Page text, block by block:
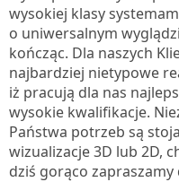
wysokiej klasy
o uniwersalnym
kończąc. Dla naszych
najbardziej nietypowe
iż pracują dla nas
wysokie kwalifikacje.
Państwa potrzeb są
wizualizacje 3D lub 2D,
dziś gorąco zapraszamy